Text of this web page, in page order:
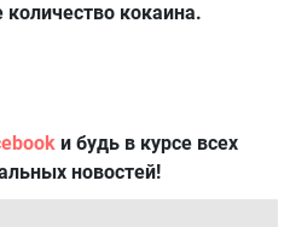
кокаина.
и будь в курсе всех
новостей!